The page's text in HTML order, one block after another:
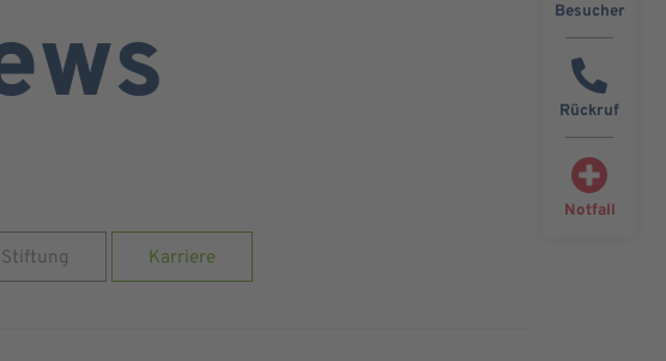
Besucher
Rückruf
Notfall
Stiftung Karriere